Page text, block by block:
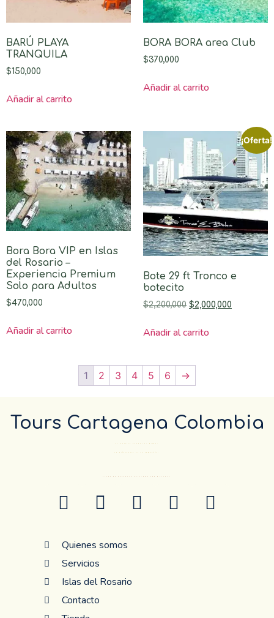
BARÚ PLAYA
TRANQUILA
$150,000
Añadir al carrito
BORA BORA area Club
$370,000
Añadir al carrito
Bora Bora VIP en Islas
del Rosario –
Experiencia Premium
Solo para Adultos
$470,000
Añadir al carrito
¡Oferta!
Bote 29 ft Tronco e
botecito
$2,200,000 $2,000,000
Añadir al carrito
1 2 3 4 5 6 →
Tours Cartagena Colombia
Quienes somos
Servicios
Islas del Rosario
Contacto